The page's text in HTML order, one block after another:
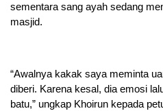
sementara sang ayah sedang
masjid.
“Awalnya kakak saya meminta
diberi. Karena kesal, dia emosi
batu,” ungkap Khoirun kepada